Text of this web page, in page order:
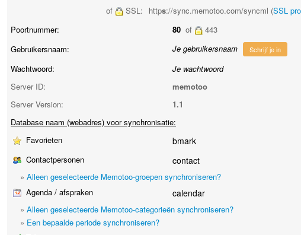
of
SSL: https://sync.memotoo.com/syncml (SSL
Poortnummer:
80 of
443
Gebruikersnaam:
Je gebruikersnaam Schrijf je in
Wachtwoord:
Je wachtwoord
Server ID:
memotoo
Server Version:
1.1
Database naam (webadres) voor synchronisatie:
Favorieten
bmark
Contactpersonen contact
» Alleen geselecteerde Memotoo-groepen synchroniseren?
Agenda / afspraken
calendar
» Alleen geselecteerde Memotoo-categorieën synchroniseren?
» Een bepaalde periode synchroniseren?